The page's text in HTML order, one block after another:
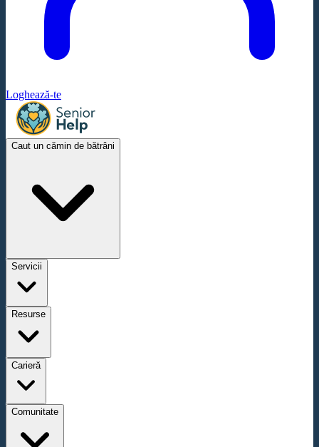
Loghează-te
Caut un cămin de bătrâni
Servicii
Resurse
Carieră
Comunitate